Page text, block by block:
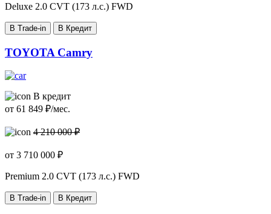
Deluxe 2.0 CVT (173 л.с.) FWD
В Trade-in В Кредит
TOYOTA Camry
В кредит
от 61 849 ₽/мес.
4 210 000 ₽
от 3 710 000 ₽
Premium 2.0 CVT (173 л.с.) FWD
В Trade-in В Кредит